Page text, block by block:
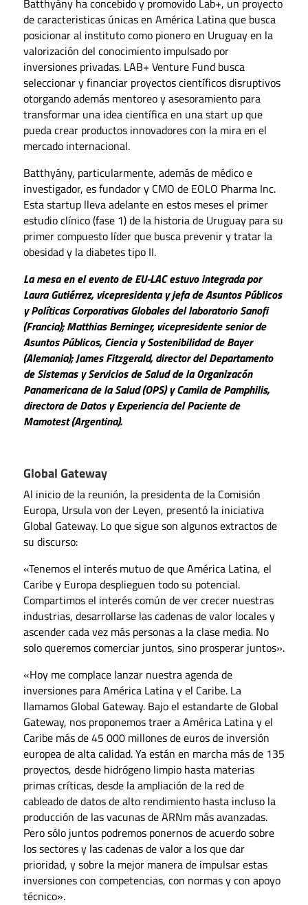
Batthyány ha concebido y promovido Lab+, un proyecto
de caracteristicas únicas en América Latina que busca
posicionar al instituto como pionero en Uruguay en la
valorización del conocimiento impulsado por
inversiones privadas. LAB+ Venture Fund busca
seleccionar y financiar proyectos científicos disruptivos
otorgando además mentoreo y asesoramiento para
transformar una idea científica en una start up que
pueda crear productos innovadores con la mira en el
mercado internacional.
Batthyány, particularmente, además de médico e
investigador, es fundador y CMO de EOLO Pharma Inc.
Esta startup lleva adelante en estos meses el primer
estudio clínico (fase 1) de la historia de Uruguay para su
primer compuesto líder que busca prevenir y tratar la
obesidad y la diabetes tipo II.
La mesa en el evento de EU-LAC estuvo integrada por
Laura Gutiérrez, vicepresidenta y jefa de Asuntos Públicos
y Políticas Corporativas Globales del laboratorio Sanofi
(Francia); Matthias Berninger, vicepresidente senior de
Asuntos Públicos, Ciencia y Sostenibilidad de Bayer
(Alemania); James Fitzgerald, director del Departamento
de Sistemas y Servicios de Salud de la Organizacón
Panamericana de la Salud (OPS) y Camila de Pamphilis,
directora de Datos y Experiencia del Paciente de
Mamotest (Argentina).
Global Gateway
Al inicio de la reunión, la presidenta de la Comisión
Europa, Ursula von der Leyen, presentó la iniciativa
Global Gateway. Lo que sigue son algunos extractos de
su discurso:
«Tenemos el interés mutuo de que América Latina, el
Caribe y Europa desplieguen todo su potencial.
Compartimos el interés común de ver crecer nuestras
industrias, desarrollarse las cadenas de valor locales y
ascender cada vez más personas a la clase media. No
solo queremos comerciar juntos, sino prosperar juntos».
«Hoy me complace lanzar nuestra agenda de
inversiones para América Latina y el Caribe. La
llamamos Global Gateway. Bajo el estandarte de Global
Gateway, nos proponemos traer a América Latina y el
Caribe más de 45 000 millones de euros de inversión
europea de alta calidad. Ya están en marcha más de 135
proyectos, desde hidrógeno limpio hasta materias
primas críticas, desde la ampliación de la red de
cableado de datos de alto rendimiento hasta incluso la
producción de las vacunas de ARNm más avanzadas.
Pero sólo juntos podremos ponernos de acuerdo sobre
los sectores y las cadenas de valor a los que dar
prioridad, y sobre la mejor manera de impulsar estas
inversiones con competencias, con normas y con apoyo
técnico».